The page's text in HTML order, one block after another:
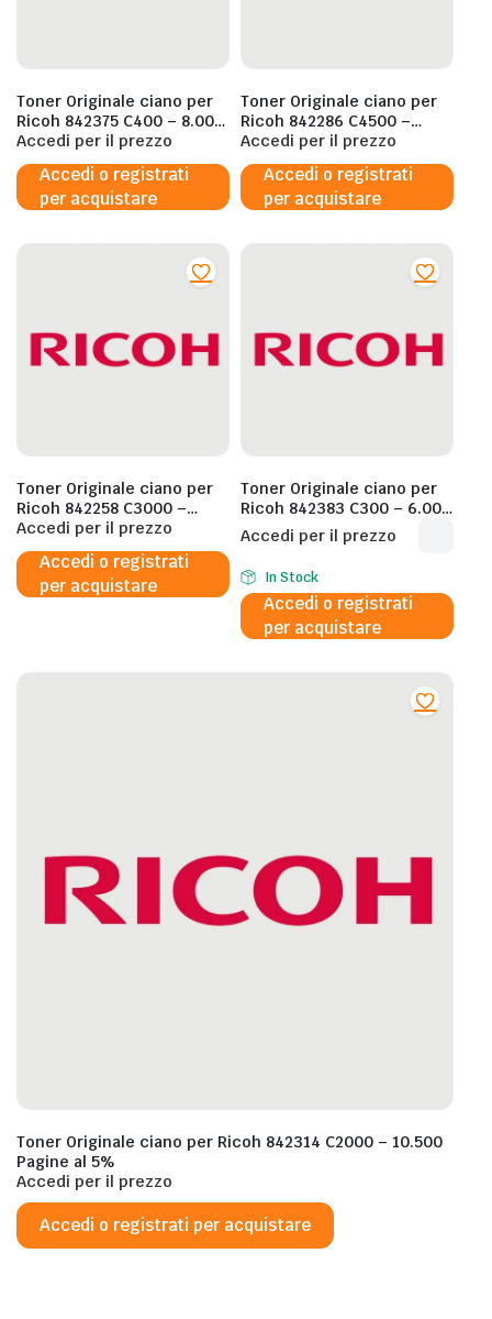
Toner Originale ciano per
Ricoh 842375 C400 – 8.000
Pagine al 5%
Accedi per il prezzo
Accedi o registrati
per acquistare
Toner Originale ciano per
Ricoh 842286 C4500 –
22.500 Pagine al 5%
Accedi per il prezzo
Accedi o registrati
per acquistare
Toner Originale ciano per
Ricoh 842258 C3000 –
19.000 Pagine al 5%
Accedi per il prezzo
Accedi o registrati
per acquistare
Toner Originale ciano per
Ricoh 842383 C300 – 6.000
Pagine al 5%
Accedi per il prezzo
In Stock
Accedi o registrati
per acquistare
Toner Originale ciano per Ricoh 842314 C2000 – 10.500
Pagine al 5%
Accedi per il prezzo
Accedi o registrati per acquistare